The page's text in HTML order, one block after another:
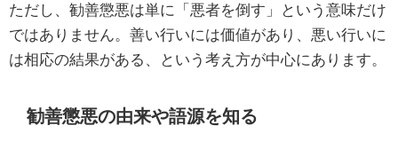
ただし、勧善懲悪は単に「悪者を倒す」という意味だけ
ではありません。善い行いには価値があり、悪い行いに
は相応の結果がある、という考え方が中心にあります。
勧善懲悪の由来や語源を知る